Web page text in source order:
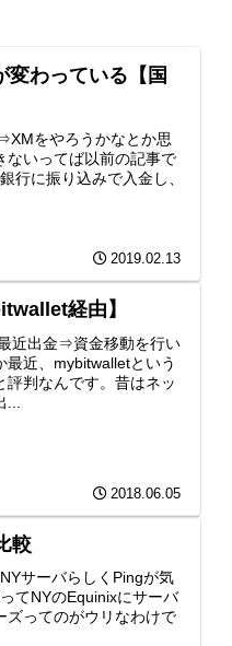
わっている【国
をやろうかなとか思
ないってば以前の記事で
行に振り込みで入金し、
2019.02.13
経由】
近出金⇒資金移動を行い
最近、mybitwalletという
評判なんです。昔はネッ
2018.06.05
較
サーバらしくPingが気
てNYのEquinixにサーバ
ってのがウリなわけで